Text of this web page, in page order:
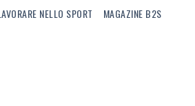
NELLO SPORT MAGAZINE B2S